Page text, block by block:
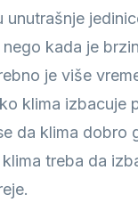
kada je
je više
klima izbacuje
da klima dobro
treba da